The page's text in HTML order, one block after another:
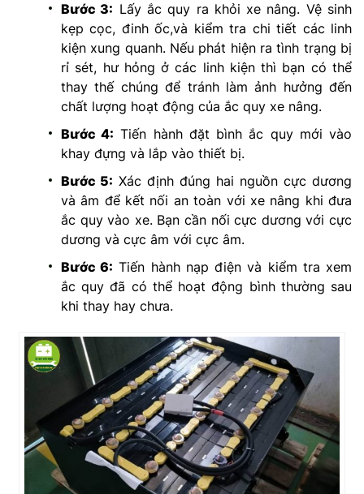
Bước 3: Lấy ắc quy ra khỏi xe nâng. Vệ sinh
kẹp cọc, đinh ốc,và kiểm tra chi tiết các linh
kiện xung quanh. Nếu phát hiện ra tình trạng bị
rỉ sét, hư hỏng ở các linh kiện thì bạn có thể
thay thế chúng để tránh làm ảnh hưởng đến
chất lượng hoạt động của ắc quy xe nâng.
Bước 4: Tiến hành đặt bình ắc quy mới vào
khay đựng và lắp vào thiết bị.
Bước 5: Xác định đúng hai nguồn cực dương
và âm để kết nối an toàn với xe nâng khi đưa
ắc quy vào xe. Bạn cần nối cực dương với cực
dương và cực âm với cực âm.
Bước 6: Tiến hành nạp điện và kiểm tra xem
ắc quy đã có thể hoạt động bình thường sau
khi thay hay chưa.